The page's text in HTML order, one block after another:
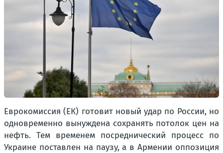
Еврокомиссия (ЕК) готовит новый удар по России, но
одновременно вынуждена сохранять потолок цен на
нефть. Тем временем посреднический процесс по
Украине поставлен на паузу, а в Армении оппозиция